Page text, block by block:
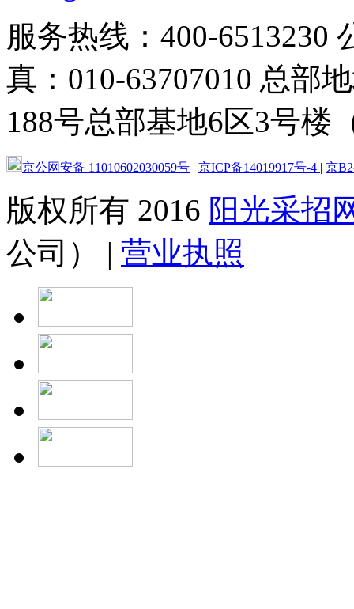
服务热线：400-6513230
真：010-63707010 总部
188号总部基地6区3号楼
京公网安备 11010602030059号 | 京ICP备14019917号-4 | 京
版权所有 2016 阳光采招
公司） | 营业执照